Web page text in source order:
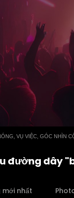
VỤ VIỆC, GÓC NHÌN
đường dây
mới nhất